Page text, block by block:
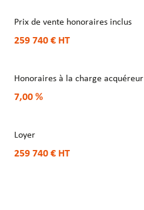
Prix de vente honoraires inclus
259 740 € HT
Honoraires à la charge acquéreur
7,00 %
Loyer
259 740 € HT